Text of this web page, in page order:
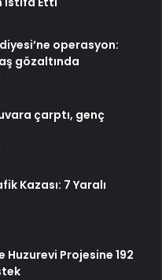
operasyon:
gözaltında
çarptı, genç
Kazası: 7 Yaralı
Huzurevi Projesine 192